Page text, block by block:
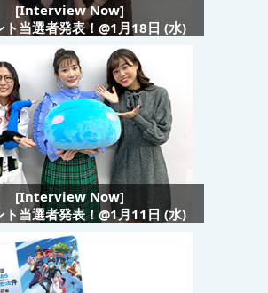
[Interview Now]
ト当選者発表！@1月18日 (水)
[Interview Now]
ト当選者発表！@1月11日 (水)